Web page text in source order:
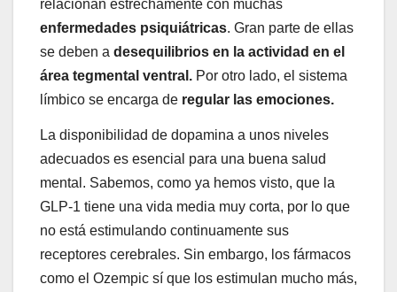
relacionan estrechamente con muchas
enfermedades psiquiátricas. Gran parte de ellas
se deben a desequilibrios en la actividad en el
área tegmental ventral. Por otro lado, el sistema
límbico se encarga de regular las emociones.
La disponibilidad de dopamina a unos niveles
adecuados es esencial para una buena salud
mental. Sabemos, como ya hemos visto, que la
GLP-1 tiene una vida media muy corta, por lo que
no está estimulando continuamente sus
receptores cerebrales. Sin embargo, los fármacos
como el Ozempic sí que los estimulan mucho más,